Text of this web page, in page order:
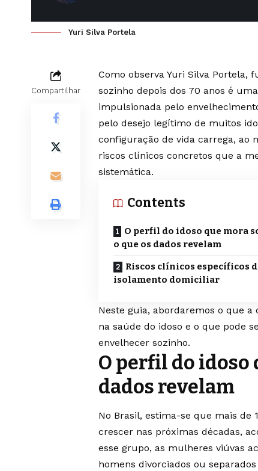
Yuri Silva Portela
Compartilhar
Como observa Yuri Silva Portela,
sozinho depois dos 70 anos é
impulsionada pelo
pelo desejo legítimo de muitos
configuração de vida carrega, ao
riscos clínicos concretos que a
sistemática.
Contents
O perfil do idoso que mora
o que os dados revelam
Riscos clínicos específicos
isolamento domiciliar
Neste guia, abordaremos o que
na saúde do idoso e o que pode
envelhecer sozinho.
O perfil do idoso
dados revelam
No Brasil, estima-se que mais de
crescer nas próximas décadas,
esse grupo, as mulheres viúvas
homens divorciados ou